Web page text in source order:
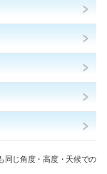
同じ角度・高度・天候での